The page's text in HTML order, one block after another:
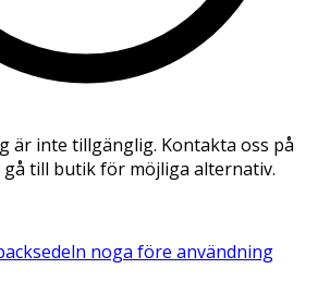
är inte tillgänglig. Kontakta oss på
gå till butik för möjliga alternativ.
noga före användning